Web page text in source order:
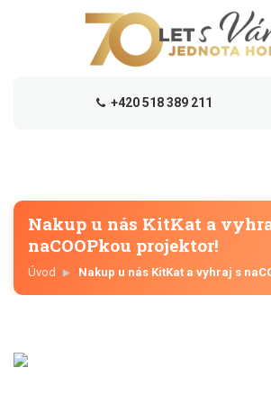
+420 518 389 211
Nakup u nás KitKat a
naCOOPkou projektor!
Úvod Nakup u nás KitKat a vyhraj s